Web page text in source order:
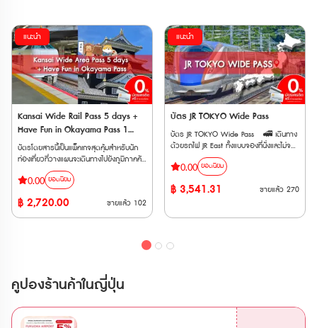
แนะนำ
Kansai Wide Rail Pass 5 days +
Have Fun in Okayama Pass 1
week Free Pass
บัตรโดยสารนี้เป็นแพ็คเกจสุดคุ้มสำหรับนัก
ท่องเที่ยวที่วางแผนจะเดินทางไปยังภูมิภาคคัน
ไซและโอกายามะในประเทศญี่ปุ่น (ตั๋วสำหรับ
ผู้ใหญ่ อายุ 12 ปีขึ้นไป) โดยประกอบด้วย
Wide Area 5 Days : เป็นบัตรโดยสาร
รถไฟ JR ที่ให้คุณเดินทางได้อย่างอิสระในพื้นที่
เที่ยวต่างๆ ในจังหวัดโอกายามะได้ฟรี
สามารถเข้าชมสถานที่ท่องเที่ยวได้ 3 สถานที่
โดยมีระยะเวลาการใช้งาน 7 วัน หลังจากการ
เข้าใช้ครั้งแรก (ตั๋ว Have Fun in Okayama
: ตั๋วมีอายุ 270 วัน นับจากวันที่สั่งซื้อ)
0.00 ยอดนิยม
฿ 2,720.00 ขายแล้ว 102
แนะนำ
บัตร JR TOKYO Wide Pass
บัตร JR TOKYO Wide Pass 🚅 เดินทาง
ด้วยรถไฟ JR East ทั้งแบบจองที่นั่งและไม่จอง
ที่นั่ง ประเภท Local, Rapid, Limited
Express, Shinkansen ได้ไม่จำกัดเที่ยว
เอกชนหลายสาย เช่น Fujikyu Railway, Izu
Kinugawa และ SPACIA Kinugawa ตั๋ว
รถไฟสาย Tokyo Monorail • รถไฟสาย
0.00 ยอดนิยม
฿ 3,541.31 ขายแล้ว 270
คูปองร้านค้าในญี่ปุ่น